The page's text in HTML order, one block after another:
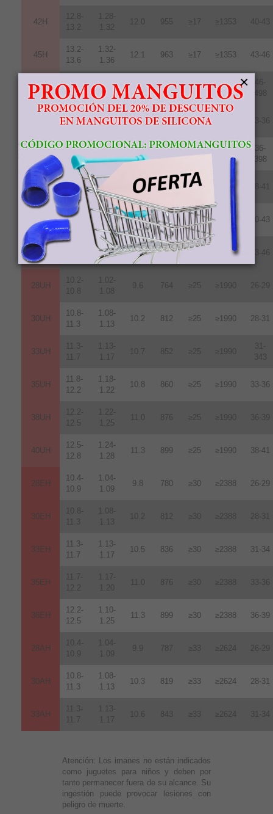
42H
12.8-
13.2
1.28-
1.32
12 0 955 ≥17 ≥1353 40-43
45H
13.2-
13.6
1.32-
1.36
12.1 963 ≥17 ≥1353 43-46
48H
13.7-
14.3
1.37-
1.43
12.5 995 ≥17 ≥1353
46-
498
11.7-
12.2
1.17-
1.22
11.0 876 ≥20 33-36
38SH
12.2-
12.5
1.22-
1.25
11.4 ≥20
36-
398
40SH
12.5-
12.8
1.24-
1.28
11.8 939 ≥20 ≥1592 38-41
42SH
12.8-
13.2
1.289-
1.32
12.4 987 ≥20 ≥1592 40-43
45SH
1.32-
1.38
12.6 1003 ≥1592 43-46
28UH
10.2-
10.8
1.02-
1.08
9.6 764 ≥25 ≥1990 26-29
30UH
10.8-
11.3
1.08-
1.13
10.2 812 ≥25 ≥1990 28-31
33UH
11.3-
11.7
1.13-
1.17
10.7 852 ≥25 ≥1990
31-
343
35UH
11.8-
12.2
1.18-
1.22
10.8 860 ≥25 ≥1990 33-36
38UH
12.2-
12.5
1.22-
1.25
11.0 876 ≥25 ≥1990 36-39
40UH
12.5-
12.8
1.24-
1.28
11.3 899 ≥25 ≥1990 38-41
28EH
10.4-
10.9
1.04-
1.09
9.8 780 ≥30 ≥2388 26-29
30EH
10.8-
11.3
1.08-
1.13
10.2 812 ≥30 ≥2388 28-31
33EH
11.3-
11.7
1.13-
1.17
10.5 836 ≥30 ≥2388 31-34
35EH
11.7-
12.2
1.17-
1.20
11.0 876 ≥30 ≥2388 33-36
38EH
12.2-
12.5
1.10-
1.25
11.3 899 ≥30 ≥2388 36-39
28AH
10.4-
10.9
1.04-
1.09
9.9 787 ≥33 ≥2624 26-29
30AH
10.8-
11.3
1.08-
1.13
10.3 819 ≥33 ≥2624 28-31
33AH
11.3-
11.7
1.13-
1.17
10.6 843 ≥33 ≥2624 31-34
Atención: Los imanes no están indicados
como juguetes para niños y deben por
tanto permanecer fuera de su alcance. Su
ingestión puede provocar lesiones con
peligro de muerte.
×